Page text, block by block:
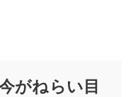
がねらい目